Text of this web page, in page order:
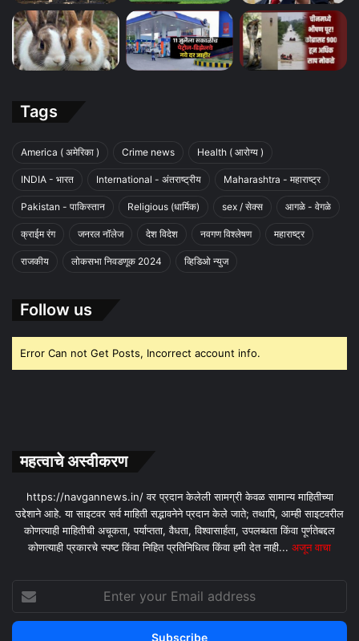
Tags
America ( अमेरिका ) Crime news Health ( आरोग्य )
INDIA - भारत International - अंतराष्ट्रीय Maharashtra - महाराष्ट्र
Pakistan - पाकिस्तान Religious (धार्मिक) sex / सेक्स आगळे - वेगळे
क्राईम रंग जनरल नॉलेज देश विदेश नवगण विश्लेषण महाराष्ट्र
राजकीय लोकसभा निवडणूक 2024 व्हिडिओ न्युज
Follow us
Error Can not Get Posts, Incorrect account info.
महत्वाचे अस्वीकरण
https://navgannews.in/ वर प्रदान केलेली सामग्री केवळ सामान्य माहितीच्या
उद्देशाने आहे. या साइटवर सर्व माहिती सद्भावनेने प्रदान केले जाते; तथापि, आम्ही साइटवरील
कोणत्याही माहितीची अचूकता, पर्याप्तता, वैधता, विश्वासार्हता, उपलब्धता किंवा पूर्णतेबद्दल
कोणत्याही प्रकारचे स्पष्ट किंवा निहित प्रतिनिधित्व किंवा हमी देत ​​नाही... अजून वाचा
your
Email